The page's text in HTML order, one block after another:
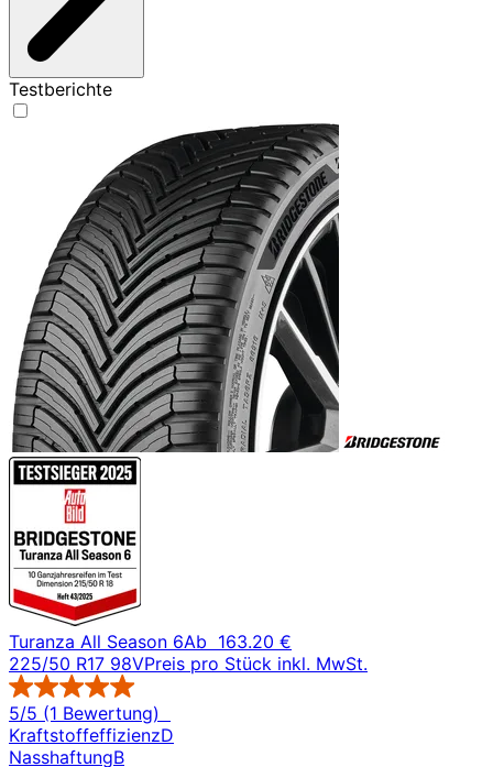
Testberichte
Turanza All Season 6Ab 163.20 €
225/50 R17 98VPreis pro Stück inkl. MwSt.
5/5 (1 Bewertung)
KraftstoffeffizienzD
NasshaftungB